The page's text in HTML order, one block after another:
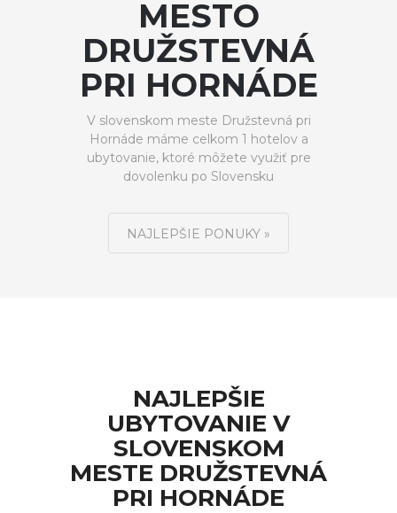
MESTO
DRUŽSTEVNÁ
PRI HORNÁDE
V slovenskom meste Družstevná pri
Hornáde máme celkom 1 hotelov a
ubytovanie, ktoré môžete využiť pre
dovolenku po Slovensku
NAJLEPŠIE PONUKY »
NAJLEPŠIE
UBYTOVANIE V
SLOVENSKOM
MESTE DRUŽSTEVNÁ
PRI HORNÁDE